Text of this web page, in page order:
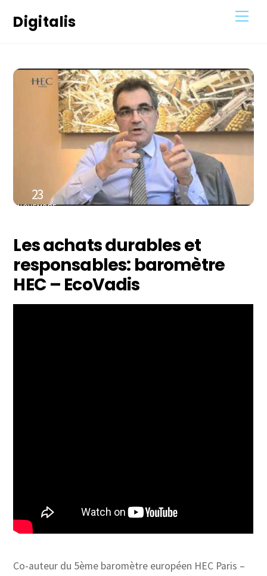
Digitalis
23
NOVEMBRE
Les achats durables et
responsables: baromètre
HEC – EcoVadis
Co-auteur du 5ème baromètre européen HEC Paris –